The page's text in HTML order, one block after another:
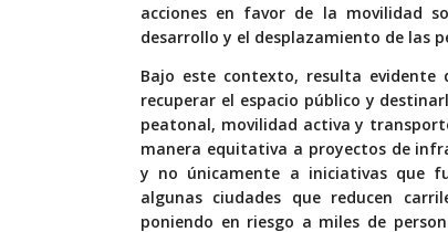
acciones en favor de la movilidad
desarrollo y el desplazamiento de las
Bajo este contexto, resulta
recuperar el espacio público y
peatonal, movilidad activa y
manera equitativa a proyectos de
y no únicamente a iniciativas que
algunas ciudades que reducen
poniendo en riesgo a miles de